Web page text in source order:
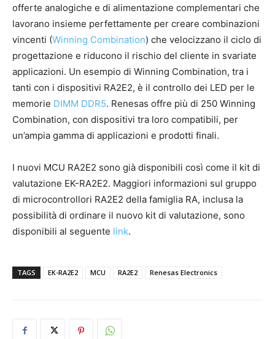
offerte analogiche e di alimentazione complementari che
lavorano insieme perfettamente per creare combinazioni
vincenti (Winning Combination) che velocizzano il ciclo di
progettazione e riducono il rischio del cliente in svariate
applicazioni. Un esempio di Winning Combination, tra i
tanti con i dispositivi RA2E2, è il controllo dei LED per le
memorie DIMM DDR5. Renesas offre più di 250 Winning
Combination, con dispositivi tra loro compatibili, per
un’ampia gamma di applicazioni e prodotti finali.
I nuovi MCU RA2E2 sono già disponibili così come il kit di
valutazione EK-RA2E2. Maggiori informazioni sul gruppo
di microcontrollori RA2E2 della famiglia RA, inclusa la
possibilità di ordinare il nuovo kit di valutazione, sono
disponibili al seguente link.
TAGS EK-RA2E2 MCU RA2E2 Renesas Electronics